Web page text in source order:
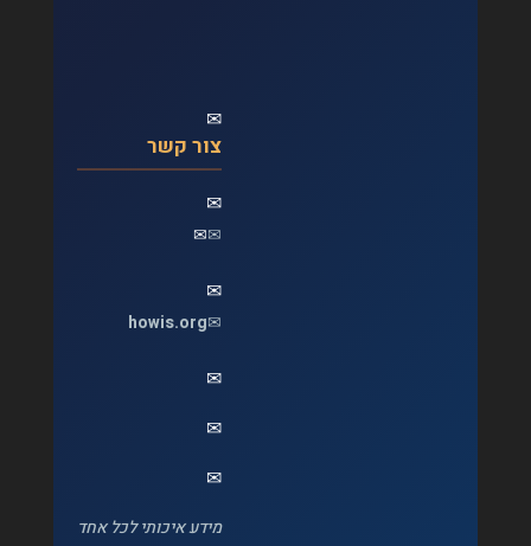
✉
צור קשר
✉
✉
✉
✉
✉
howis.org
✉
✉
✉
מידע איכותי לכל אחד